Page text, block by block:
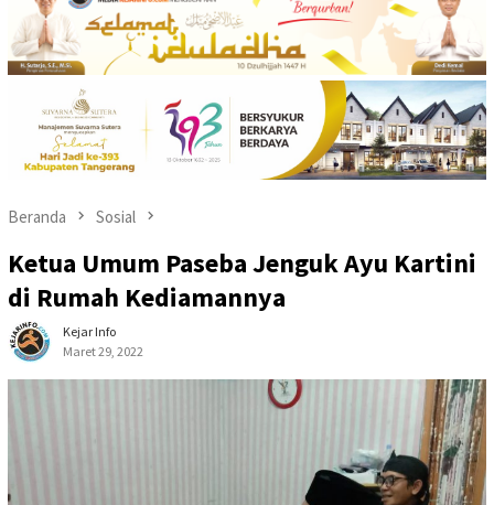
Beranda Sosial
Ketua Umum Paseba Jenguk Ayu Kartini
di Rumah Kediamannya
Kejar Info
Maret 29, 2022